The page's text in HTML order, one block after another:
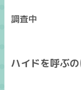
調査中
ハイドを呼ぶ